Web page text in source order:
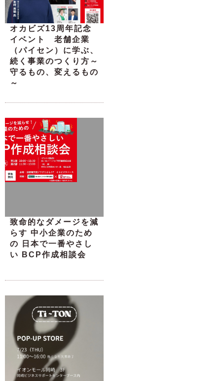
オカビズ13周年記念
イベント 老舗企業
（パイセン）に学ぶ、
続く事業のつくり方～
守るもの、変えるもの
～
致命的なダメージを減
らす 中小企業のため
の 日本で一番やさし
い BCP作成相談会